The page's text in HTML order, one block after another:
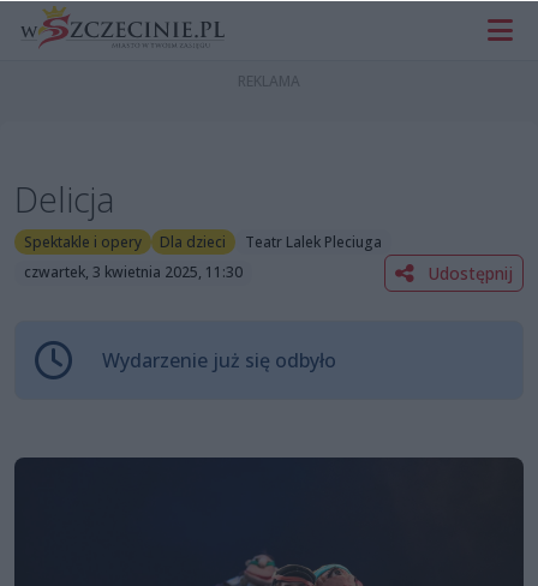
Delicja
Spektakle i opery Dla dzieci
Teatr Lalek Pleciuga
czwartek, 3 kwietnia 2025, 11:30
Udostępnij
Wydarzenie już się odbyło